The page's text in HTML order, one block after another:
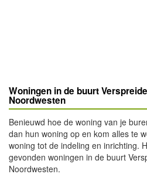
Woningen in de buurt
Noordwesten
Benieuwd hoe de woning van je
dan hun woning op en kom alles te
woning tot de indeling en inrichting.
gevonden woningen in de buurt
Noordwesten.